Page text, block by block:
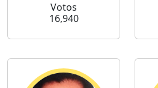
Votos
16,940